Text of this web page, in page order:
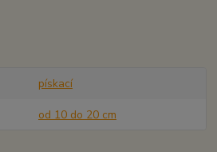
pískací
od 10 do 20 cm